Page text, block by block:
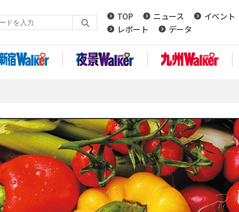
TOP ニュース イベント
レポート
データ